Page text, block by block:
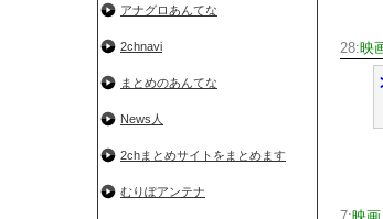
28:映
アナグロあんてな
2chnavi
まとめのあんてな
News人
2chまとめサイトをまとめます
むりぽアンテナ